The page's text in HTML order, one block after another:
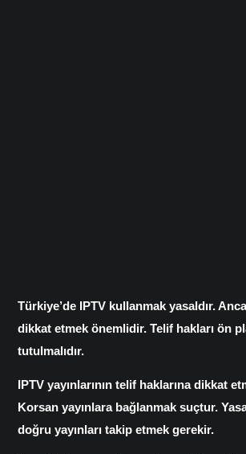
Türkiye’de IPTV kullanmak yasaldır.
dikkat etmek önemlidir. Telif hakları ön
tutulmalıdır.
IPTV yayınlarının telif haklarına dikkat
Korsan yayınlara bağlanmak suçtur.
doğru yayınları takip etmek gerekir.